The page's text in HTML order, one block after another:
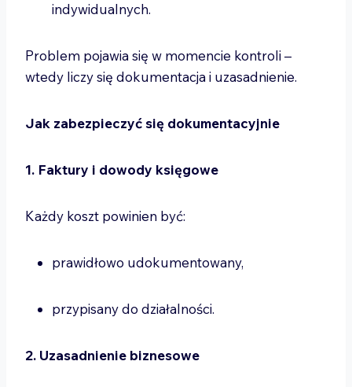
indywidualnych.
Problem pojawia się w momencie kontroli –
wtedy liczy się dokumentacja i uzasadnienie.
Jak zabezpieczyć się dokumentacyjnie
1. Faktury i dowody księgowe
Każdy koszt powinien być:
prawidłowo udokumentowany,
przypisany do działalności.
2. Uzasadnienie biznesowe